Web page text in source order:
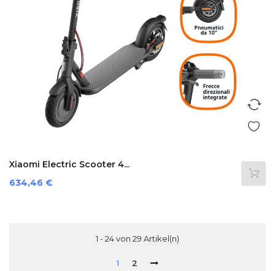
Xiaomi Electric Scooter 4...
Preis
634,46 €
1 - 24 von 29 Artikel(n)
1 2